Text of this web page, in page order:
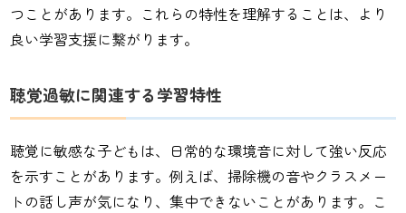
つことがあります。これらの特性を理解することは、より
良い学習支援に繋がります。
聴覚過敏に関連する学習特性
聴覚に敏感な子どもは、日常的な環境音に対して強い反応
を示すことがあります。例えば、掃除機の音やクラスメー
トの話し声が気になり、集中できないことがあります。こ